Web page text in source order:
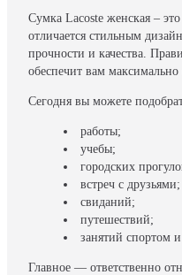
Сумка Lacoste женская –
отличается стильным
прочности и качества.
обеспечит вам
Сегодня вы можете
работы;
учебы;
городских
встреч с друзьями;
свиданий;
путешествий;
занятий спортом
Главное — ответственно